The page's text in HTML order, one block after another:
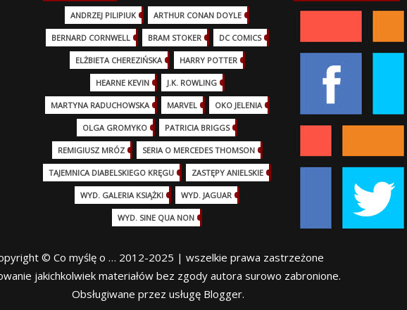
ANDRZEJ PILIPIUK (29)ARTHUR CONAN DOYLE
BERNARD CORNWELL BRAM STOKER DC COMICS
ELŻBIETA CHEREZIŃSKA HARRY POTTER
HEARNE KEVIN J.K. ROWLING
MARTYNA RADUCHOWSKA MARVEL (32)OKO JELENIA
OLGA GROMYKO PATRICIA BRIGGS
REMIGIUSZ MRÓZ SERIA O MERCEDES THOMSON
TAJEMNICA DIABELSKIEGO KRĘGU ZASTĘPY ANIELSKIE
WYD. GALERIA KSIĄŻKI WYD. JAGUAR
WYD. SINE QUA NON
© Co myślę o … 2012-2025 | wszelkie prawa zastrzeżone
jakichkolwiek materiałów bez zgody autora surowo zabronione.
Obsługiwane przez usługę Blogger.